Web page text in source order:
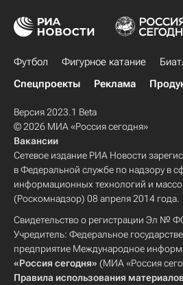
Футбол Фигурное катание
Спецпроекты
Реклама
Версия 2023.1 Beta
© 2026 МИА «Россия сегодня»
Вакансии
Сетевое издание РИА Новости
в Федеральной службе по надзору в
информационных технологий и
(Роскомнадзор) 08 апреля 2014 года.
Свидетельство о регистрации Эл №
Учредитель: Федеральное
предприятие Международное
«Россия сегодня» (МИА «Россия
Правила использования